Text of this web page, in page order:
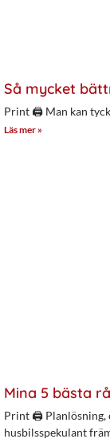
Så mycket
Print 🖨 Man kan
Läs mer »
Mina 5 bästa
Print 🖨 Planlösning,
husbilsspekulant